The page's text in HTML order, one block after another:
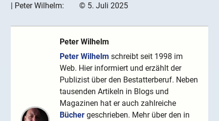
| Peter Wilhelm: © 5. Juli 2025
Peter Wilhelm
Peter Wilhelm schreibt seit 1998 im
Web. Hier informiert und erzählt der
Publizist über den Bestatterberuf. Neben
tausenden Artikeln in Blogs und
Magazinen hat er auch zahlreiche
Bücher geschrieben. Mehr über den in